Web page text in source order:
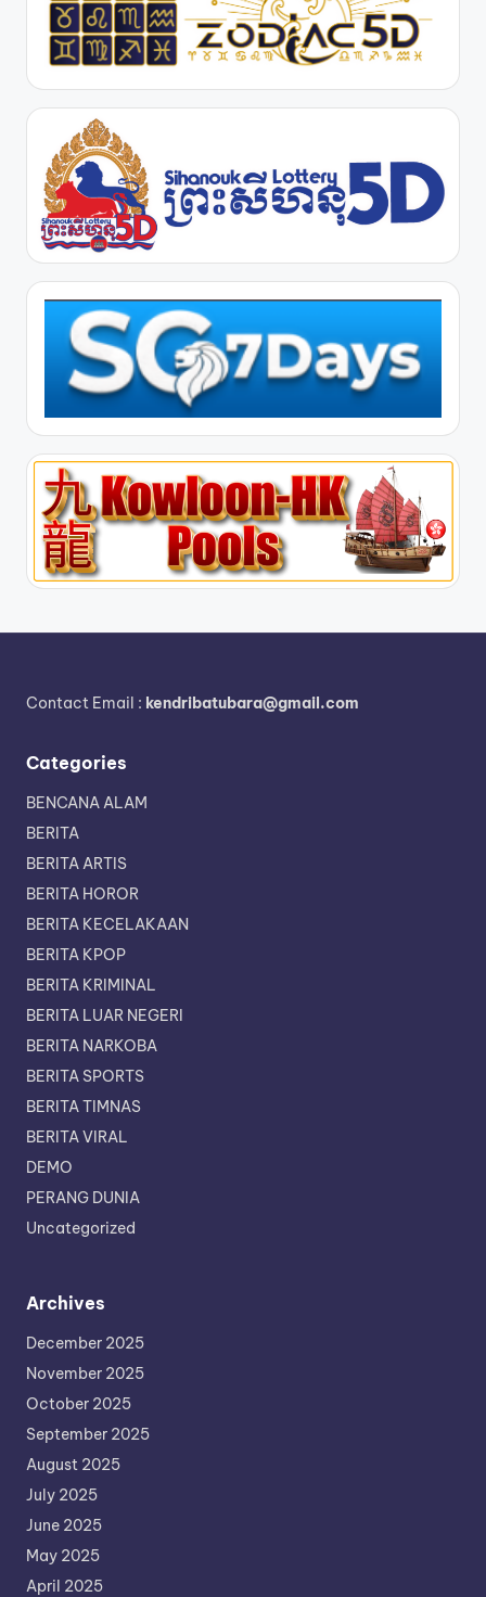
Contact Email : kendribatubara@gmail.com
Categories
BENCANA ALAM
BERITA
BERITA ARTIS
BERITA HOROR
BERITA KECELAKAAN
BERITA KPOP
BERITA KRIMINAL
BERITA LUAR NEGERI
BERITA NARKOBA
BERITA SPORTS
BERITA TIMNAS
BERITA VIRAL
DEMO
PERANG DUNIA
Uncategorized
Archives
December 2025
November 2025
October 2025
September 2025
August 2025
July 2025
June 2025
May 2025
April 2025